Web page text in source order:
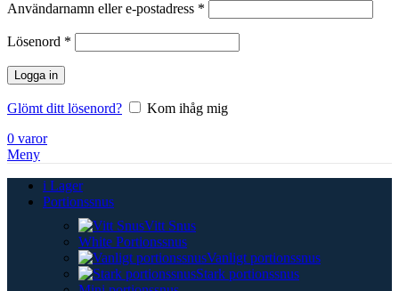
Användarnamn eller e-postadress *
Lösenord *
Logga in
Glömt ditt lösenord?
Kom ihåg mig
0 varor
Meny
i Lager
Portionssnus
Vitt Snus
White Portionssnus
Vanligt portionssnus
Stark portionssnus